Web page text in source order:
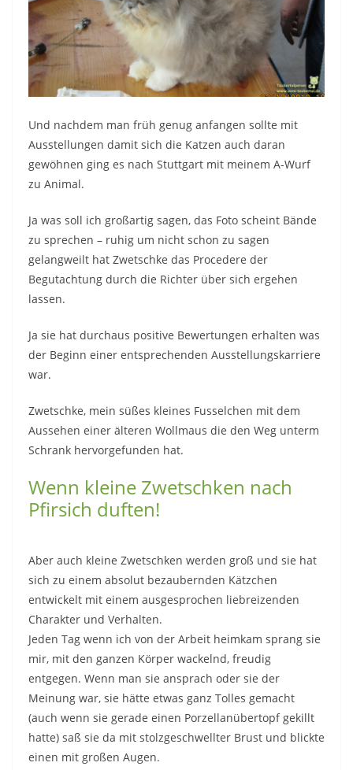
Und nachdem man früh genug anfangen sollte mit
Ausstellungen damit sich die Katzen auch daran
gewöhnen ging es nach Stuttgart mit meinem A-Wurf
zu Animal.
Ja was soll ich großartig sagen, das Foto scheint Bände
zu sprechen – ruhig um nicht schon zu sagen
gelangweilt hat Zwetschke das Procedere der
Begutachtung durch die Richter über sich ergehen
lassen.
Ja sie hat durchaus positive Bewertungen erhalten was
der Beginn einer entsprechenden Ausstellungskarriere
war.
Zwetschke, mein süßes kleines Fusselchen mit dem
Aussehen einer älteren Wollmaus die den Weg unterm
Schrank hervorgefunden hat.
Wenn kleine Zwetschken nach
Pfirsich duften!
Aber auch kleine Zwetschken werden groß und sie hat
sich zu einem absolut bezaubernden Kätzchen
entwickelt mit einem ausgesprochen liebreizenden
Charakter und Verhalten.
Jeden Tag wenn ich von der Arbeit heimkam sprang sie
mir, mit den ganzen Körper wackelnd, freudig
entgegen. Wenn man sie ansprach oder sie der
Meinung war, sie hätte etwas ganz Tolles gemacht
(auch wenn sie gerade einen Porzellanübertopf gekillt
hatte) saß sie da mit stolzgeschwellter Brust und blickte
einen mit großen Augen.